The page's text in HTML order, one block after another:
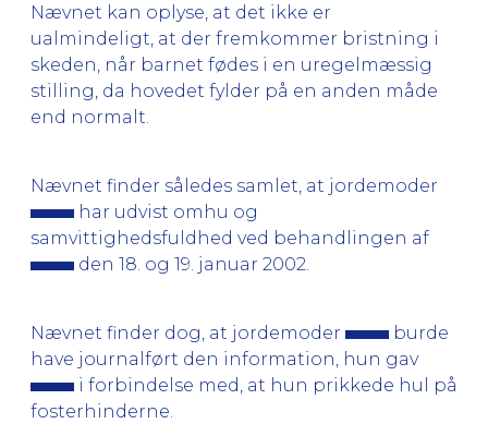
Nævnet kan oplyse, at det ikke er
ualmindeligt, at der fremkommer bristning i
skeden, når barnet fødes i en uregelmæssig
stilling, da hovedet fylder på en anden måde
end normalt.
Nævnet finder således samlet, at jordemoder
har udvist omhu og
samvittighedsfuldhed ved behandlingen af
den 18. og 19. januar 2002.
Nævnet finder dog, at jordemoder
burde
have journalført den information, hun gav
i forbindelse med, at hun prikkede hul på
fosterhinderne.